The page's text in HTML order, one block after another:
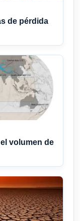
de pérdida
volumen de